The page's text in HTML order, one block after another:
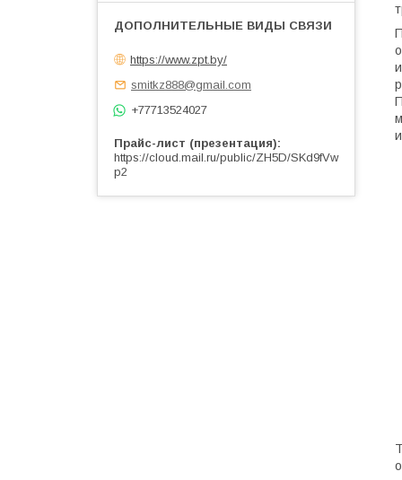
https://www.zpt.by/
smitkz888@gmail.com
+77713524027
Прайс-лист (презентация)
https://cloud.mail.ru/public/ZH5D/SKd9fVw
p2